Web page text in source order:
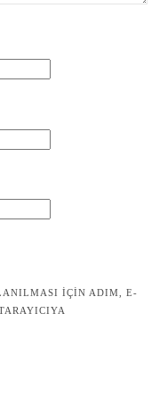
IÇIN ADIM, E-